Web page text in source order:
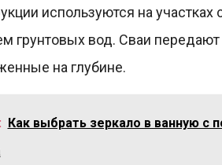
используются на
грунтовых вод. Сваи передают
на глубине.
Как выбрать зеркало в ванную с